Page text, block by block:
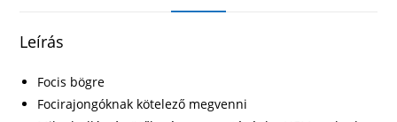
Leírás
Focis bögre
Focirajongóknak kötelező megvenni